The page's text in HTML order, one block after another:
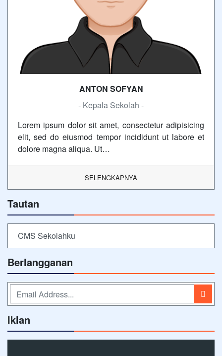
ANTON SOFYAN
- Kepala Sekolah -
Lorem ipsum dolor sit amet, consectetur adipisicing
elit, sed do eiusmod tempor incididunt ut labore et
dolore magna aliqua. Ut…
SELENGKAPNYA
Tautan
CMS Sekolahku
Berlangganan
Iklan